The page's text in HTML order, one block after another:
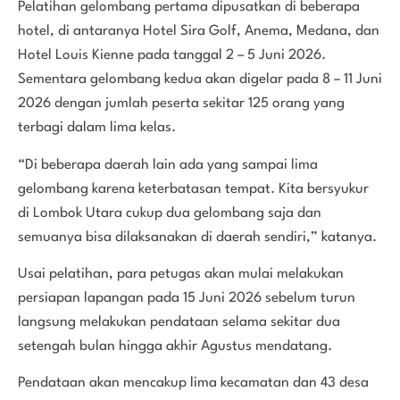
Pelatihan gelombang pertama dipusatkan di beberapa
hotel, di antaranya Hotel Sira Golf, Anema, Medana, dan
Hotel Louis Kienne pada tanggal 2 – 5 Juni 2026.
Sementara gelombang kedua akan digelar pada 8 – 11 Juni
2026 dengan jumlah peserta sekitar 125 orang yang
terbagi dalam lima kelas.
“Di beberapa daerah lain ada yang sampai lima
gelombang karena keterbatasan tempat. Kita bersyukur
di Lombok Utara cukup dua gelombang saja dan
semuanya bisa dilaksanakan di daerah sendiri,” katanya.
Usai pelatihan, para petugas akan mulai melakukan
persiapan lapangan pada 15 Juni 2026 sebelum turun
langsung melakukan pendataan selama sekitar dua
setengah bulan hingga akhir Agustus mendatang.
Pendataan akan mencakup lima kecamatan dan 43 desa